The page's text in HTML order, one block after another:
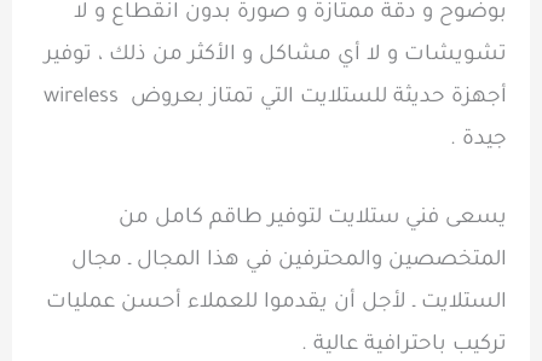
بوضوح و دقة ممتازة و صورة بدون انقطاع و لا
تشويشات و لا أي مشاكل و الأكثر من ذلك ، توفير
أجهزة حديثة للستلايت التي تمتاز بعروض wireless
جيدة .
يسعى فني ستلايت لتوفير طاقم كامل من
المتخصصين والمحترفين في هذا المجال ـ مجال
الستلايت ـ لأجل أن يقدموا للعملاء أحسن عمليات
تركيب باحترافية عالية .